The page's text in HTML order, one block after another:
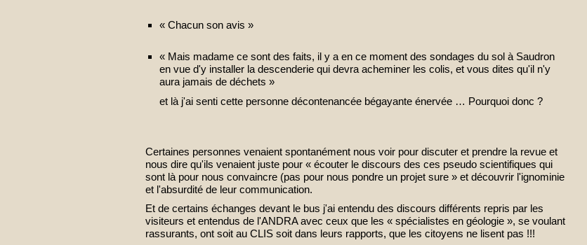
« Chacun son avis »
« Mais madame ce sont des faits, il y a en ce moment des sondages du sol à Saudron
en vue d'y installer la descenderie qui devra acheminer les colis, et vous dites qu'il n'y
aura jamais de déchets »
et là j'ai senti cette personne décontenancée bégayante énervée … Pourquoi donc ?
Certaines personnes venaient spontanément nous voir pour discuter et prendre la revue et
nous dire qu'ils venaient juste pour « écouter le discours des ces pseudo scientifiques qui
sont là pour nous convaincre (pas pour nous pondre un projet sure » et découvrir l'ignominie
et l'absurdité de leur communication.
Et de certains échanges devant le bus j'ai entendu des discours différents repris par les
visiteurs et entendus de l'ANDRA avec ceux que les « spécialistes en géologie », se voulant
rassurants, ont soit au CLIS soit dans leurs rapports, que les citoyens ne lisent pas !!!